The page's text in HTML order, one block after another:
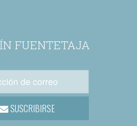
FUENTETAJA
SUSCRIBIRSE